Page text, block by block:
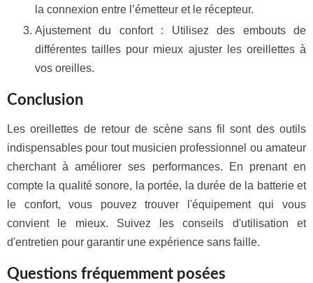
la connexion entre l’émetteur et le récepteur.
Ajustement du confort : Utilisez des embouts de
différentes tailles pour mieux ajuster les oreillettes à
vos oreilles.
Conclusion
Les oreillettes de retour de scène sans fil sont des outils
indispensables pour tout musicien professionnel ou amateur
cherchant à améliorer ses performances. En prenant en
compte la qualité sonore, la portée, la durée de la batterie et
le confort, vous pouvez trouver l'équipement qui vous
convient le mieux. Suivez les conseils d'utilisation et
d'entretien pour garantir une expérience sans faille.
Questions fréquemment posées